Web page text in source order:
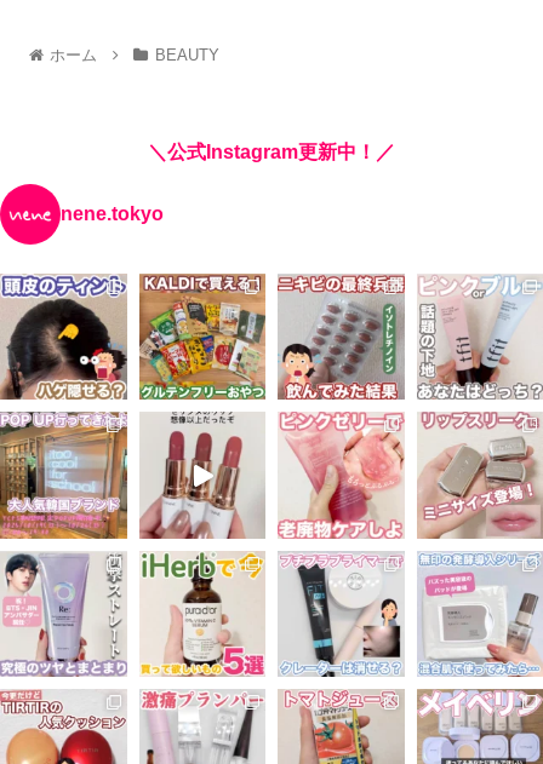
ホーム BEAUTY
＼公式Instagram更新中！／
nene.tokyo